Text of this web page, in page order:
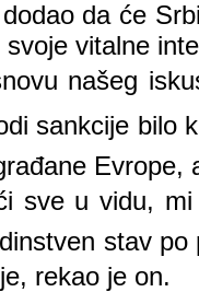
da će
svoje vitalne
našeg
sankcije bilo
Evrope,
sve u vidu,
stav po
rekao je on.